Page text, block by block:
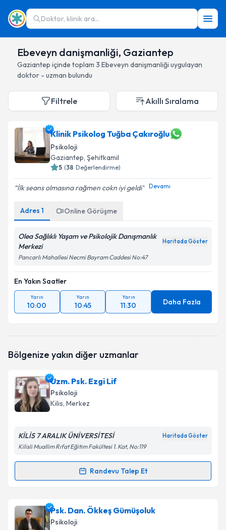
Doktor, klinik ara...
Ebeveyn danişmanliği, Gaziantep
Gaziantep içinde toplam 3 Ebeveyn danişmanliği uygulayan
doktor - uzman bulundu
Filtrele Akıllı Sıralama
Klinik Psikolog Tuğba Çakıroğlu
Psikoloji
Gaziantep, Şehitkamil
5 (38 Değerlendirme)
İlk seans olmasına rağmen cokn iyi geldi Devamı
Adres 1 Online Görüşme
Olea Sağlıklı Yaşam ve Psikolojik Danışmanlık
Merkezi
Haritada Göster
Pancarlı Mahallesi Necmi Bayram Caddesi No:47
En Yakın Saatler
Yarın
10:00
Yarın
10:45
Yarın
11:30 Daha Fazla
Bölgenize yakın diğer uzmanlar
Uzm. Psk. Ezgi Lif
Psikoloji
Kilis, Merkez
KİLİS 7 ARALIK ÜNİVERSİTESİ Haritada Göster
Kilisli Muallim Rıfat Eğitim Fakültesi 1. Kat, No:119
Randevu Talep Et
Randevu Takvimi Talebi
Uzm. Psk. Ezgi Lifiçin randevu takvimi talebi
oluşturun. Size bu uzmandan randevu almanız için bir
Psk. Dan. Ökkeş Gümüşoluk
Psikoloji